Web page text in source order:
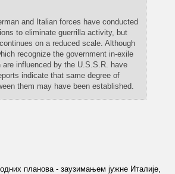
and Italian forces have conducted
to eliminate guerrilla activity, but
on a reduced scale. Although
recognize the government in-exile
are influenced by the U.S.S.R. have
indicate that same degree of
them may have been established.
планова - заузимањем јужне Италије,